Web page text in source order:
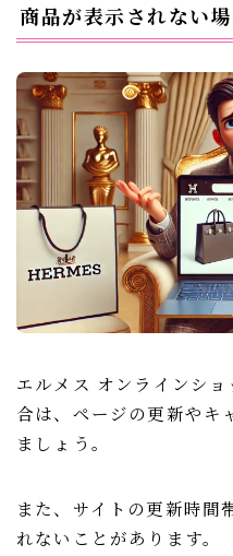
商品が表示されない
エルメス オンラインシ
合は、ページの更新やキ
ましょう。
また、サイトの更新時間
れないことがあります。